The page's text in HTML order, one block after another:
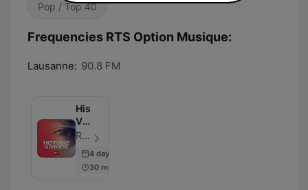
Pop / Top 40
Frequencies RTS Option Musique:
Lausanne: 90.8 FM
Histoire
Vivante
‐
Première
RTS - Radio Télévision Suisse - Episode 20
4 days ago
30 min